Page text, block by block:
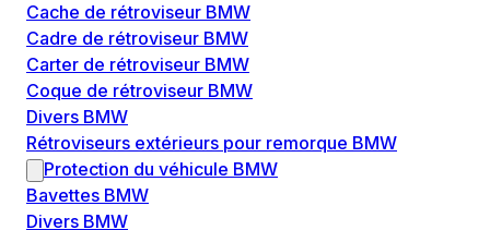
Cache de rétroviseur BMW
Cadre de rétroviseur BMW
Carter de rétroviseur BMW
Coque de rétroviseur BMW
Divers BMW
Rétroviseurs extérieurs pour remorque BMW
Protection du véhicule BMW
Bavettes BMW
Divers BMW